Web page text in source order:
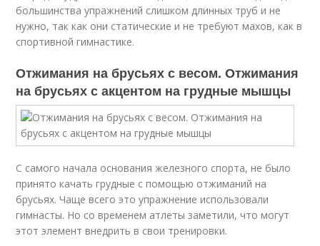
большинства упражнений слишком длинных труб и не
нужно, так как они статические и не требуют махов, как в
спортивной гимнастике.
Отжимания на брусьях с весом. Отжимания
на брусьях с акцентом на грудные мышцы
С самого начала основания железного спорта, не было
принято качать грудные с помощью отжиманий на
брусьях. Чаще всего это упражнение использовали
гимнасты. Но со временем атлеты заметили, что могут
этот элемент внедрить в свои тренировки.